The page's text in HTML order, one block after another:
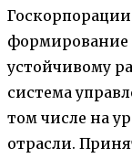
формирование
устойчивому
система
том числе на
отрасли.